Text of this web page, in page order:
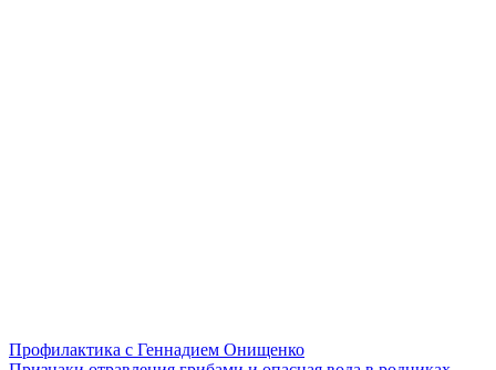
Профилактика с Геннадием Онищенко